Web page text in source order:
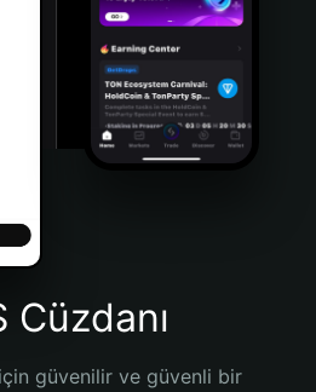
Cüzdanı
güvenilir ve güvenli bir